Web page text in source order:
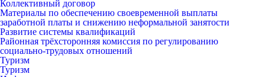
Коллективный договор
Материалы по обеспечению своевременной выплаты
заработной платы и снижению неформальной занятости
Развитие системы квалификаций
Районная трёхсторонняя комиссия по регулированию
социально-трудовых отношений
Туризм
Туризм